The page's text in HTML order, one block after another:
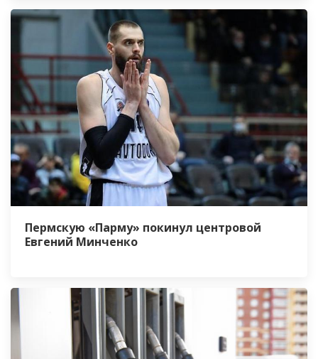
Пермскую «Парму» покинул центровой
Евгений Минченко